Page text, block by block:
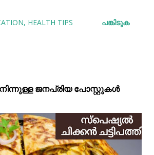
HEALTH TIPS പങ്കിടുക
ജനപ്രിയ പോസ്റ്റുകള്‍‌